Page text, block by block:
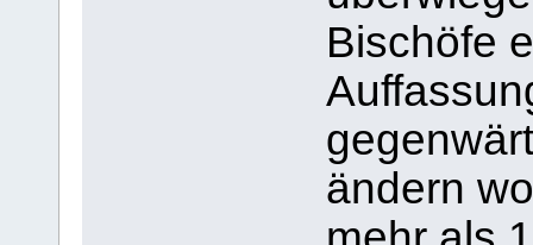
Bischöfe
ändern